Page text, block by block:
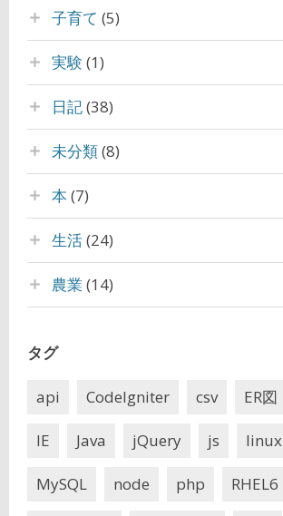
子育て (5)
実験 (1)
日記(38)
未分類(8)
本 (7)
生活(24)
農業 (14)
タグ
api CodeIgniter csv ER図
IE Java jQuery js linux
MySQL node php RHEL6